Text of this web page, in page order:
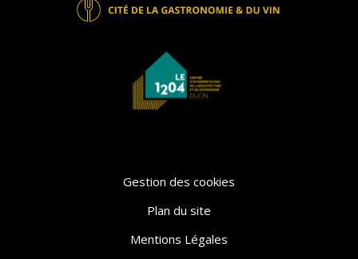
Gestion des cookies
Plan du site
Mentions Légales